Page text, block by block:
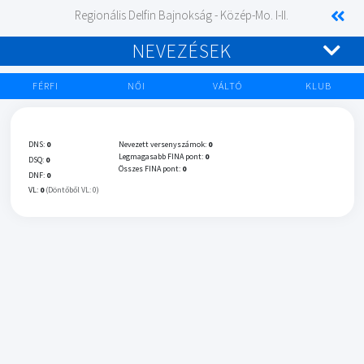
Regionális Delfin Bajnokság - Közép-Mo. I-II.
NEVEZÉSEK
FÉRFI NŐI VÁLTÓ KLUB
DNS: 0
DSQ: 0
DNF: 0
VL: 0 (Döntőből VL: 0)
Nevezett versenyszámok: 0
Legmagasabb FINA pont: 0
Összes FINA pont: 0